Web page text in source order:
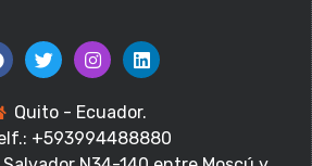
Quito - Ecuador.
+593994488880